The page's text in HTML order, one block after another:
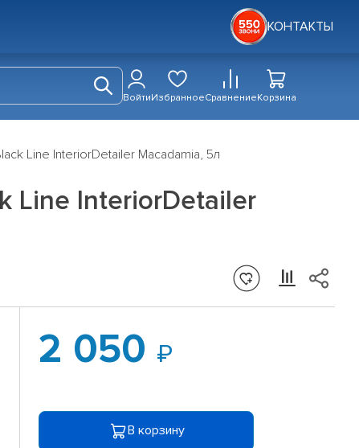
КОНТАКТЫ
ВойтиИзбранноеСравнениеКорзина
Line InteriorDetailer Macadamia, 5л
Line InteriorDetailer
2 050
В корзину